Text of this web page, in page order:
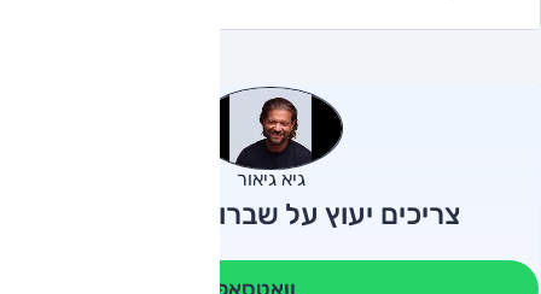
גיא גיאור
צריכים יעוץ על שברולט קמארו?